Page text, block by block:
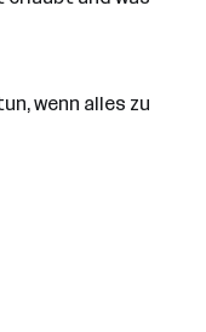
wenn alles zu